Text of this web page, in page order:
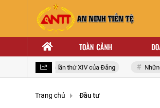
TOÀN CẢNH
biểu toàn quốc lần thứ XIV của Đảng Những
Trang chủ Đầu tư